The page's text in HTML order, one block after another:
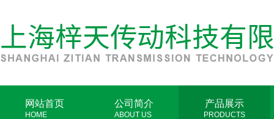
网站首页
HOME
公司简介
ABOUT US
产品展示
PRODUCTS